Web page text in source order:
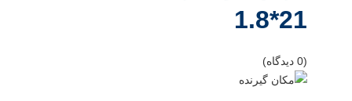
21*1.8
(0 دیدگاه)